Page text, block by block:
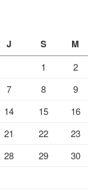
J S M
1
2
7 8
9
14 15
16
21 22
23
28 29
30